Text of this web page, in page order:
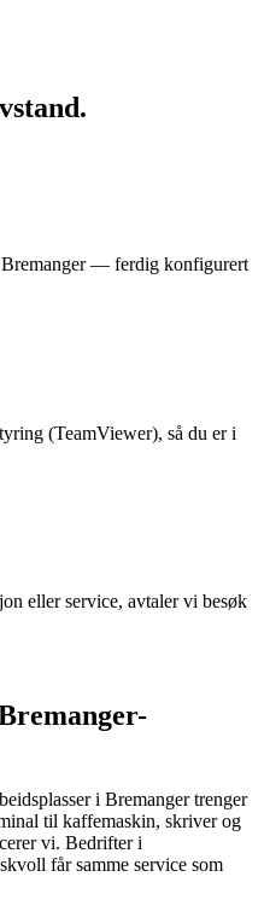
— ferdig konfigurert
(TeamViewer), så du er i
eller service, avtaler vi besøk
-
i Bremanger trenger
til kaffemaskin, skriver og
vi. Bedrifter i
får samme service som